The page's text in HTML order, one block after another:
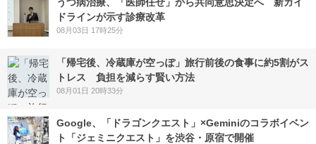
ドラインが示す診療改革
08月03日 17時25分
「帰宅後、冷蔵庫が空っぽ」旅行前後の食事に約5割がス
トレス 負担を減らす賢い方法
08月01日 20時33分
Google、「ドラゴンクエスト」×Geminiのコラボイベン
ト「ジェミニクエスト」を渋谷・原宿で開催